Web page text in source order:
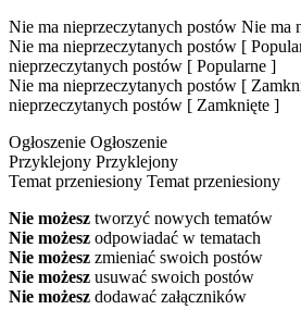
Nie ma nieprzeczytanych postów Nie ma
Nie ma nieprzeczytanych postów [
nieprzeczytanych postów [ Popularne ]
Nie ma nieprzeczytanych postów [
nieprzeczytanych postów [ Zamknięte ]
Ogłoszenie Ogłoszenie
Przyklejony Przyklejony
Temat przeniesiony Temat przeniesiony
Nie możesz tworzyć nowych tematów
Nie możesz odpowiadać w tematach
Nie możesz zmieniać swoich postów
Nie możesz usuwać swoich postów
Nie możesz dodawać załączników